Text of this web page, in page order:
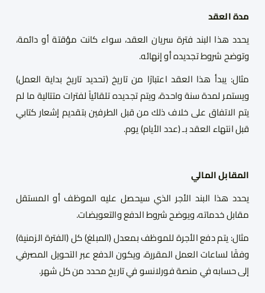
مدة العقد
يحدد هذا البند فترة سريان العقد، سواء كانت مؤقتة أو دائمة،
وتوضح شروط تجديده أو إنهائه.
مثال: يبدأ هذا العقد اعتبارًا من تاريخ (تحديد تاريخ بداية العمل)
ويستمر لمدة سنة واحدة، ويتم تجديده تلقائياً لفترات متتالية ما لم
يتم الاتفاق على خلاف ذلك من قبل الطرفين بتقديم إشعار كتابي
قبل انتهاء العقد بـ (عدد الأيام) يوم.
المقابل المالي
يحدد هذا البند الأجر الذي سيحصل عليه الموظف أو المستقل
مقابل خدماته، ويوضح شروط الدفع والتعويضات.
مثال: يتم دفع الأجرة للموظف بمعدل (المبلغ) كل (الفترة الزمنية)
وفقًا لساعات العمل المقررة، ويكون الدفع عبر التحويل المصرفي
إلى حسابه في منصة فورلانسو في تاريخ محدد من كل شهر.